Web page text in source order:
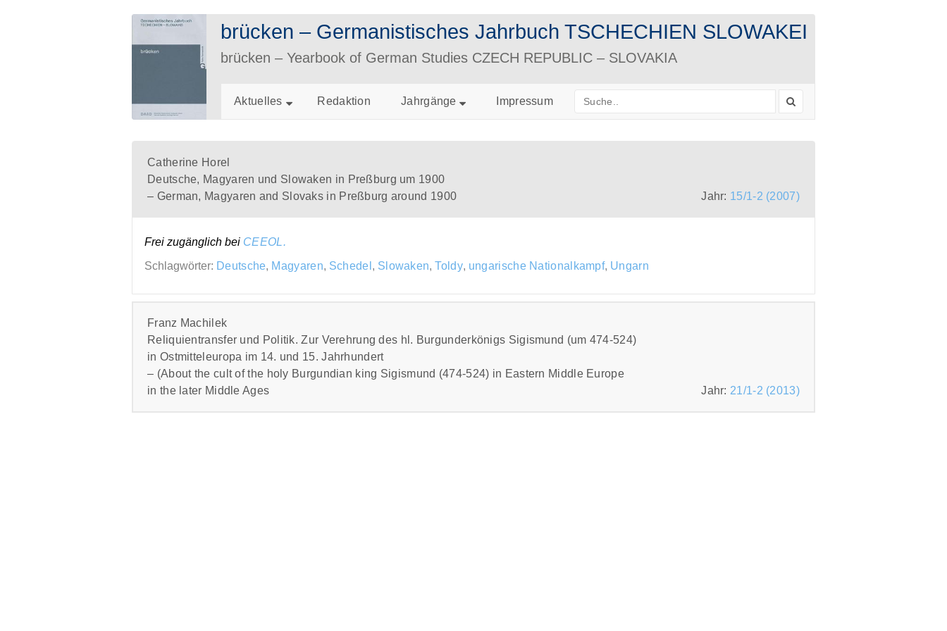
brücken – Germanistisches Jahrbuch TSCHECHIEN SLOWAKEI
brücken – Yearbook of German Studies CZECH REPUBLIC – SLOVAKIA
Aktuelles Redaktion Jahrgänge Impressum
Catherine Horel
Deutsche, Magyaren und Slowaken in Preßburg um 1900
– German, Magyaren and Slovaks in Preßburg around 1900
Jahr: 15/1-2 (2007)
Frei zugänglich bei CEEOL.
Schlagwörter: Deutsche, Magyaren, Schedel , Slowaken,Toldy, ungarische Nationalkampf, Ungarn
Franz Machilek
Reliquientransfer und Politik. Zur Verehrung des hl. Burgunderkönigs Sigismund (um 474-524)
in Ostmitteleuropa im 14. und 15. Jahrhundert
– (About the cult of the holy Burgundian king Sigismund (474-524) in Eastern Middle Europe
in the later Middle Ages
Jahr: 21/1-2 (2013)